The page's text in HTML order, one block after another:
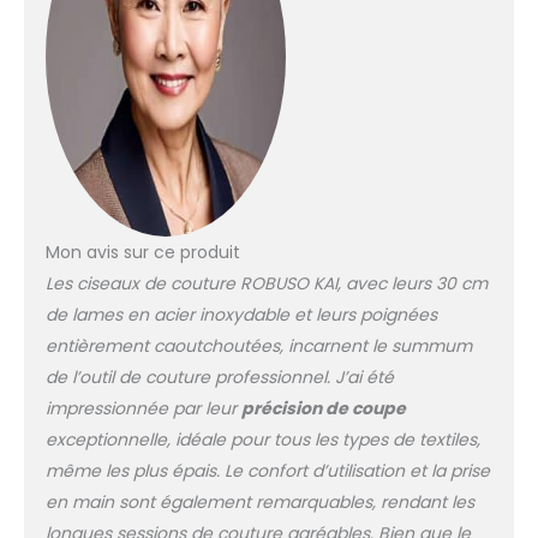
résistant. Les lames
sont fabriquées en
acier inoxydable
robuste (58 HRC), de
manière à garantir une
haute résistance lors
de la coupe et des
performances de
tirées jusqu’à
l’extrémité du manche
et recouvertes d’un
"élastomère" en
garantit une meilleure
stabilité, un meilleur
équilibre et une
agréable maniabilité
lors de la coupe. Grâce
Mon avis sur ce produit
Les ciseaux de couture ROBUSO KAI, avec leurs 30 cm
de lames en acier inoxydable et leurs poignées
entièrement caoutchoutées, incarnent le summum
de l’outil de couture professionnel. J’ai été
impressionnée par leurprécision de coupe
exceptionnelle, idéale pour tous les types de textiles,
même les plus épais. Le confort d’utilisation et la prise
en main sont également remarquables, rendant les